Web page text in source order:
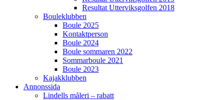
Resultat Utterviksgolfen 2018
Bouleklubben
Boule 2025
Kontaktperson
Boule 2024
Boule sommaren 2022
Sommarboule 2021
Boule 2023
Kajakklubben
Annonssida
Lindells måleri – rabatt